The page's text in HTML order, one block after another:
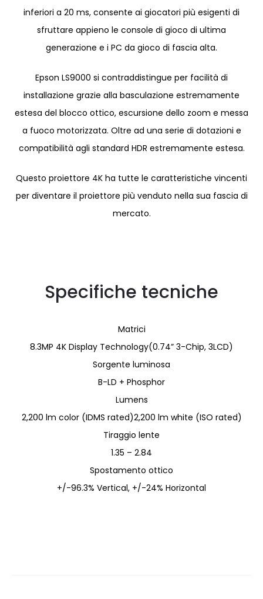
inferiori a 20 ms, consente ai giocatori più esigenti di
sfruttare appieno le console di gioco di ultima
generazione e i PC da gioco di fascia alta.
Epson LS9000 si contraddistingue per facilità di
installazione grazie alla basculazione estremamente
estesa del blocco ottico, escursione dello zoom e messa
a fuoco motorizzata. Oltre ad una serie di dotazioni e
compatibilità agli standard HDR estremamente estesa.
Questo proiettore 4K ha tutte le caratteristiche vincenti
per diventare il proiettore più venduto nella sua fascia di
mercato.
Specifiche tecniche
Matrici
8.3MP 4K Display Technology(0.74” 3-Chip, 3LCD)
Sorgente luminosa
B-LD + Phosphor
Lumens
2,200 lm color (IDMS rated)2,200 lm white (ISO rated)
Tiraggio lente
1.35 – 2.84
Spostamento ottico
+/-96.3% Vertical, +/-24% Horizontal